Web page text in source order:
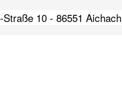
10 - 86551 Aichach